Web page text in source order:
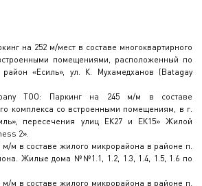
на 252 м/мест в составе многоквартирного
помещениями, расположенный по
район «Есиль», ул. К. Мухамедханов (Batagay
TOO: Паркинг на 245 м/м в составе
комплекса со встроенными помещениям, в г.
пересечения улиц ЕК27 и ЕК15» Жилой
2».
м в составе жилого микрорайона в районе п.
Жилые дома №№1.1, 1.2, 1.3, 1.4, 1.5, 1.6 по
м в составе жилого микрорайона в районе п.